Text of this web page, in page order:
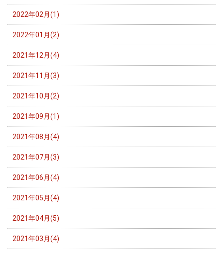
2022年02月(1)
2022年01月(2)
2021年12月(4)
2021年11月(3)
2021年10月(2)
2021年09月(1)
2021年08月(4)
2021年07月(3)
2021年06月(4)
2021年05月(4)
2021年04月(5)
2021年03月(4)